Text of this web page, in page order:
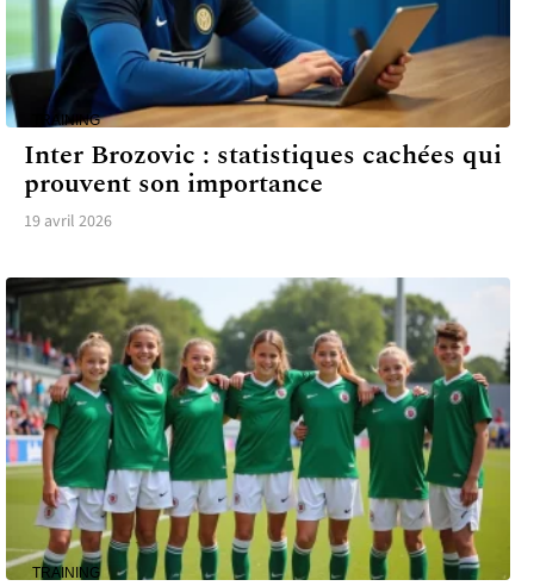
TRAINING
Inter Brozovic : statistiques cachées qui
prouvent son importance
19 avril 2026
TRAINING